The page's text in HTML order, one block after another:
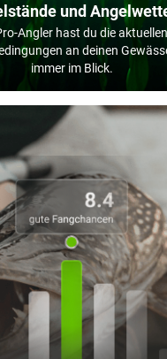
und
Angler hast du die aktuellen
an deinen
immer im Blick.